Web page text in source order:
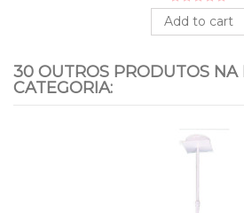
Add to cart
30 OUTROS PRODUTOS NA
CATEGORIA: